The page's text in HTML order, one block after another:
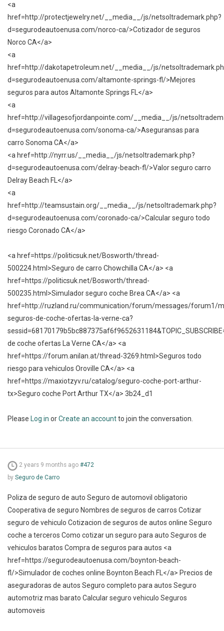
<a
href=http://protectjewelry.net/__media__/js/netsoltrademark.php?
d=segurodeautoenusa.com/norco-ca/>Cotizador de seguros
Norco CA</a>
<a
href=http://dakotapetroleum.net/__media__/js/
d=segurodeautoenusa.com/altamonte-springs-fl/>Mejores
seguros para autos Altamonte Springs FL</a>
<a
href=http://villagesofjordanpointe.com/__media__/js/
d=segurodeautoenusa.com/sonoma-ca/>Aseguransas para
carro Sonoma CA</a>
<a href=http://nyrr.us/__media__/js/netsoltrademark.php?
d=segurodeautoenusa.com/delray-beach-fl/>Valor seguro carro
Delray Beach FL</a>
<a
href=http://teamsustain.org/__media__/js/netsoltrademark.php?
d=segurodeautoenusa.com/coronado-ca/>Calcular seguro todo
riesgo Coronado CA</a>
<a href=https://politicsuk.net/Bosworth/thread-
500224.html>Seguro de carro Chowchilla CA</a> <a
href=https://politicsuk.net/Bosworth/thread-
500235.html>Simulador seguro coche Brea CA</a> <a
href=http://ruzland.ru/communication/forum/messages/forum1/
seguros-de-coche-ofertas-la-verne-ca?
de coche ofertas La Verne CA</a> <a
href=https://forum.anilan.at/thread-3269.html>Seguros todo
riesgo para vehiculos Oroville CA</a> <a
href=https://maxiotzyv.ru/catalog/seguro-coche-port-arthur-
tx>Seguro coche Port Arthur TX</a> 3b24_d1
Please Log in orCreate an accountto join the conversation.
2 years 9 months ago #472
by Seguro de Carro
Poliza de seguro de auto Seguro de automovil obligatorio
Cooperativa de seguro Nombres de seguros de carros Cotizar
seguro de vehiculo Cotizacion de seguros de autos online Seguro
coche a terceros Como cotizar un seguro para auto Seguros de
vehiculos baratos Compra de seguros para autos <a
href=https://segurodeautoenusa.com/boynton-beach-
fl/>Simulador de coches online Boynton Beach FL</a> Precios de
aseguradoras de autos Seguro completo para autos Seguro
automotriz mas barato Calcular seguro vehiculo Seguros
automoveis